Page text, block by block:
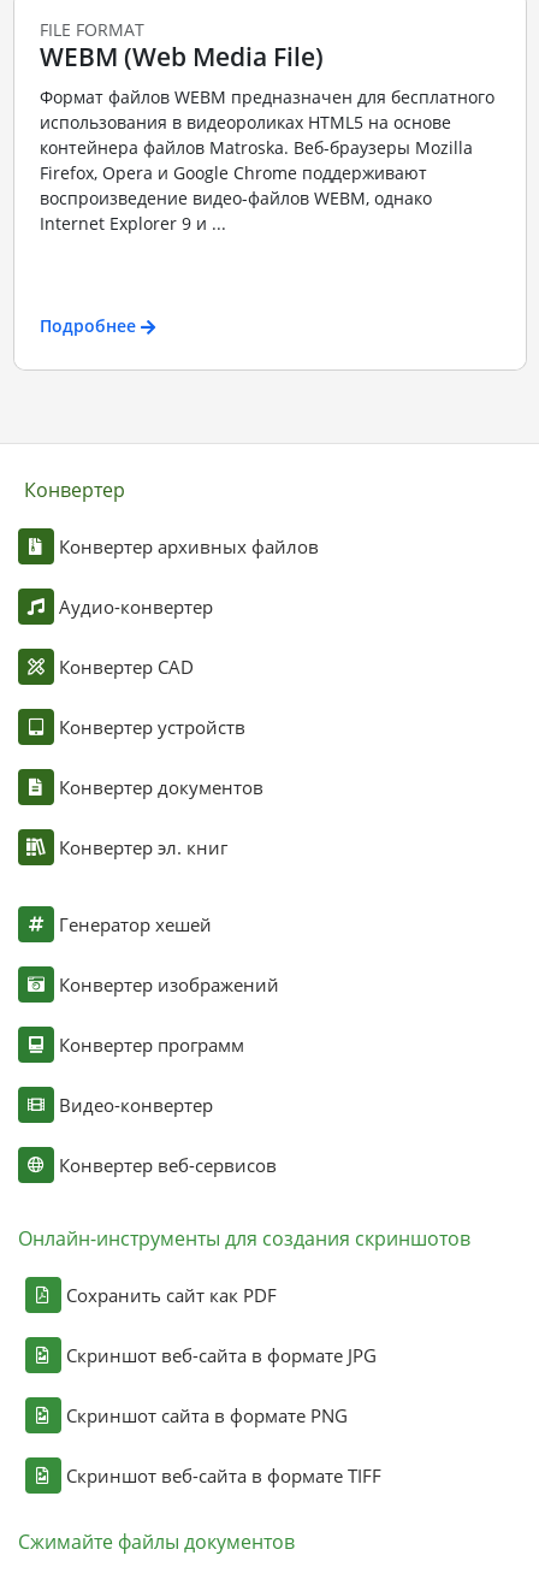
FILE FORMAT
WEBM (Web Media File)
Формат файлов WEBM предназначен для бесплатного
использования в видеороликах HTML5 на основе
контейнера файлов Matroska. Веб-браузеры Mozilla
Firefox, Opera и Google Chrome поддерживают
воспроизведение видео-файлов WEBM, однако
Internet Explorer 9 и ...
Подробнее
Конвертер
Конвертер архивных файлов
Аудио-конвертер
Конвертер CAD
Конвертер устройств
Конвертер документов
Конвертер эл. книг
Генератор хешей
Конвертер изображений
Конвертер программ
Видео-конвертер
Конвертер веб-сервисов
Онлайн-инструменты для создания скриншотов
Сохранить сайт как PDF
Скриншот веб-сайта в формате JPG
Скриншот сайта в формате PNG
Скриншот веб-сайта в формате TIFF
Сжимайте файлы документов